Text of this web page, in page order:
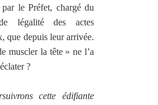
par le Préfet, chargé du
légalité des actes
que depuis leur arrivée.
muscler la tête » ne l’a
?
cette édifiante